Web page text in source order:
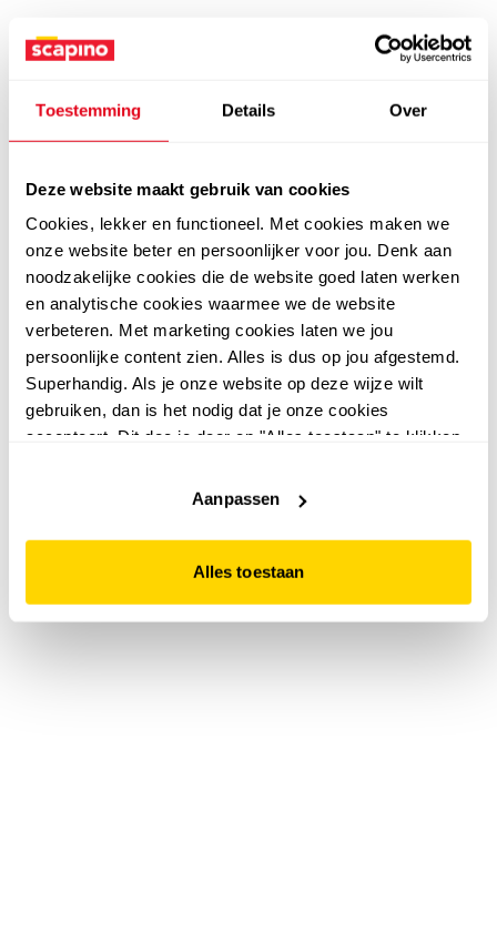
Toestemming Details Over
Deze website maakt gebruik van cookies
Cookies, lekker en functioneel. Met cookies maken we
onze website beter en persoonlijker voor jou. Denk aan
noodzakelijke cookies die de website goed laten werken
en analytische cookies waarmee we de website
verbeteren. Met marketing cookies laten we jou
persoonlijke content zien. Alles is dus op jou afgestemd.
Superhandig. Als je onze website op deze wijze wilt
gebruiken, dan is het nodig dat je onze cookies
accepteert. Dit doe je door op "Alles toestaan" te klikken.
website niet optimaal functioneert.
Aanpassen
Alles toestaan